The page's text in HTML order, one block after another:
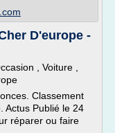
D'europe -
, Voiture ,
Classement
Actus Publié le 24
réparer ou faire